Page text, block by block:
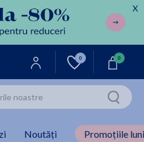
X
0 0
Noutăți Promoțiile